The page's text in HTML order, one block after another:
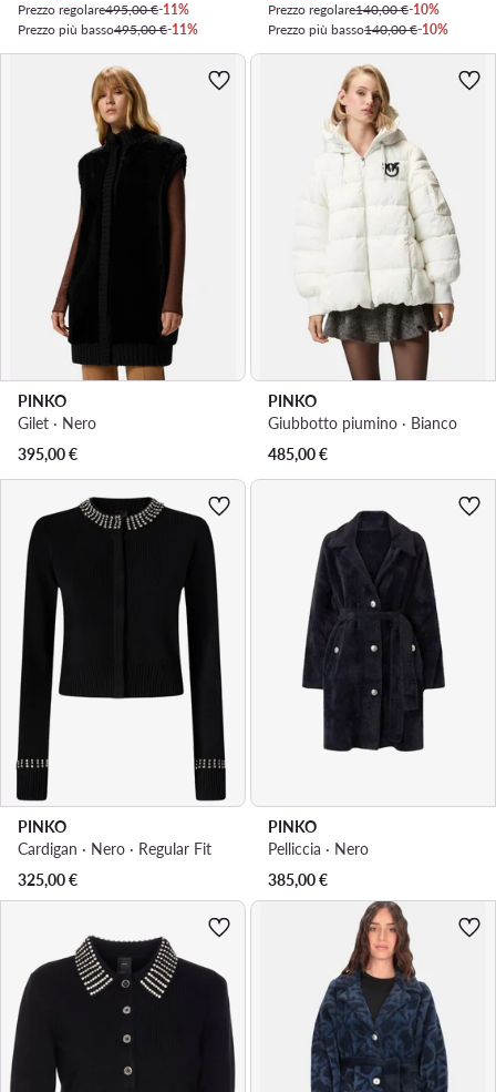
Prezzo regolare495,00 €-11%
Prezzo più basso495,00 €-11%
Prezzo regolare140,00 €-10%
Prezzo più basso140,00 €-10%
PINKO
Gilet · Nero
395,00€
PINKO
Giubbotto piumino · Bianco
485,00€
PINKO
Cardigan · Nero · Regular Fit
325,00€
PINKO
Pelliccia · Nero
385,00€